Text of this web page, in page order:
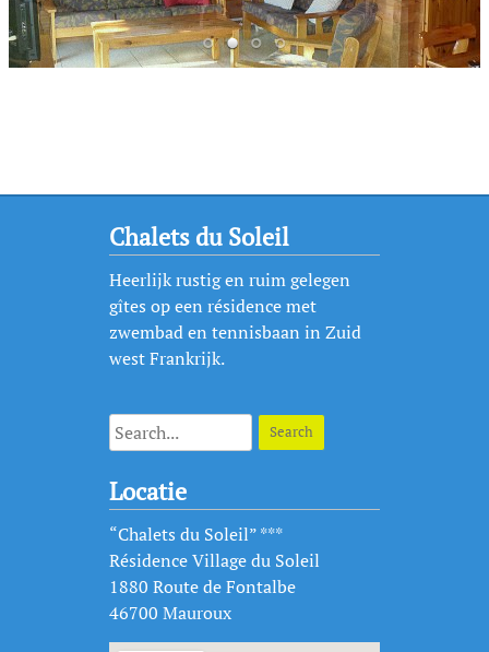
Chalets du Soleil
Heerlijk rustig en ruim gelegen
gîtes op een résidence met
zwembad en tennisbaan in Zuid
west Frankrijk.
Locatie
“Chalets du Soleil” ***
Résidence Village du Soleil
1880 Route de Fontalbe
46700 Mauroux